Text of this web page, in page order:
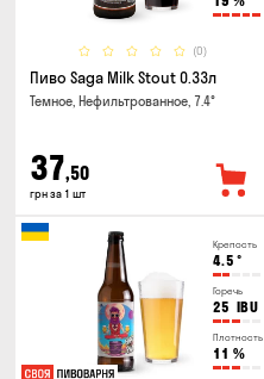
(0)
Пиво Saga Milk Stout 0.33л
Темное, Нефильтрованное, 7.4°
37,50
грн за 1 шт
Крепость
4.5 °
Горечь
25 IBU
Плотность
11 %